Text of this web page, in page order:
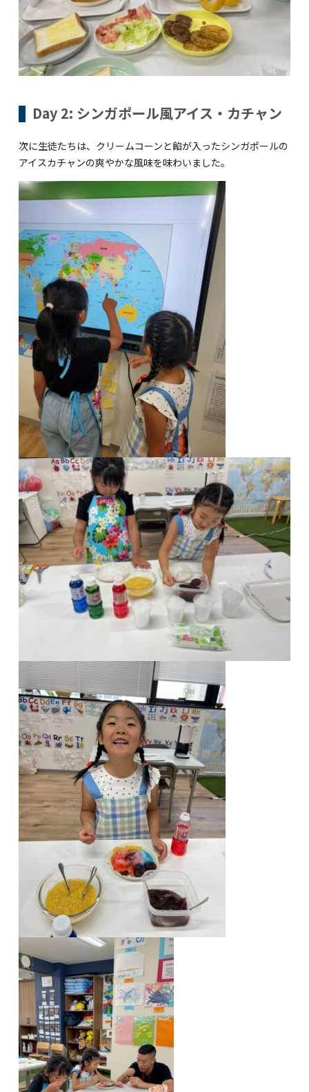
Day 2: シンガポール風アイス・カチャン
次に生徒たちは、クリームコーンと餡が入ったシンガポールの
アイスカチャンの爽やかな風味を味わいました。